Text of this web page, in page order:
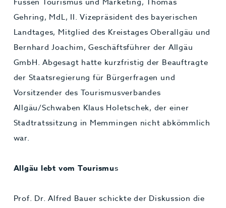
Gehring, MdL, II. Vizepräsident des bayerischen
Landtages, Mitglied des Kreistages Oberallgäu und
Bernhard Joachim, Geschäftsführer der Allgäu
GmbH. Abgesagt hatte kurzfristig der Beauftragte
der Staatsregierung für Bürgerfragen und
Vorsitzender des Tourismusverbandes
Allgäu/Schwaben Klaus Holetschek, der einer
Stadtratssitzung in Memmingen nicht abkömmlich
war.
Allgäu lebt vom Tourismus
Prof. Dr. Alfred Bauer schickte der Diskussion die